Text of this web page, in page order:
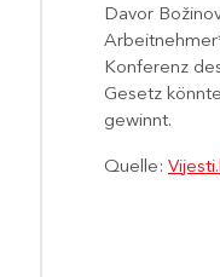
Davor
Konferenz
Gesetz
gewinnt.​
Quelle: